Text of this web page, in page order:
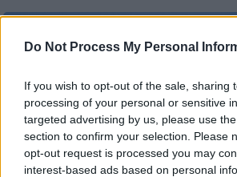
Do Not Process My Personal
If you wish to opt-out of the sale, sharing
processing of your personal or sensitive
targeted advertising by us, please use
section to confirm your selection. Please
opt-out request is processed you may
interest-based ads based on personal